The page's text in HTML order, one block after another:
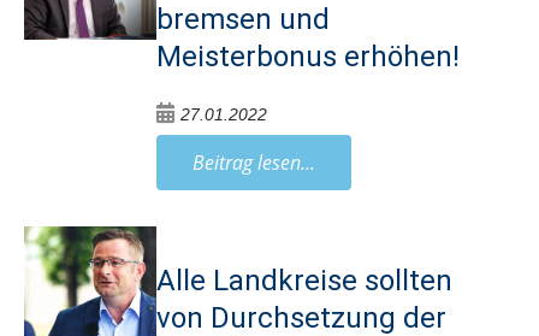
bremsen und
Meisterbonus erhöhen!
27.01.2022
Beitrag lesen...
Alle Landkreise sollten
von Durchsetzung der